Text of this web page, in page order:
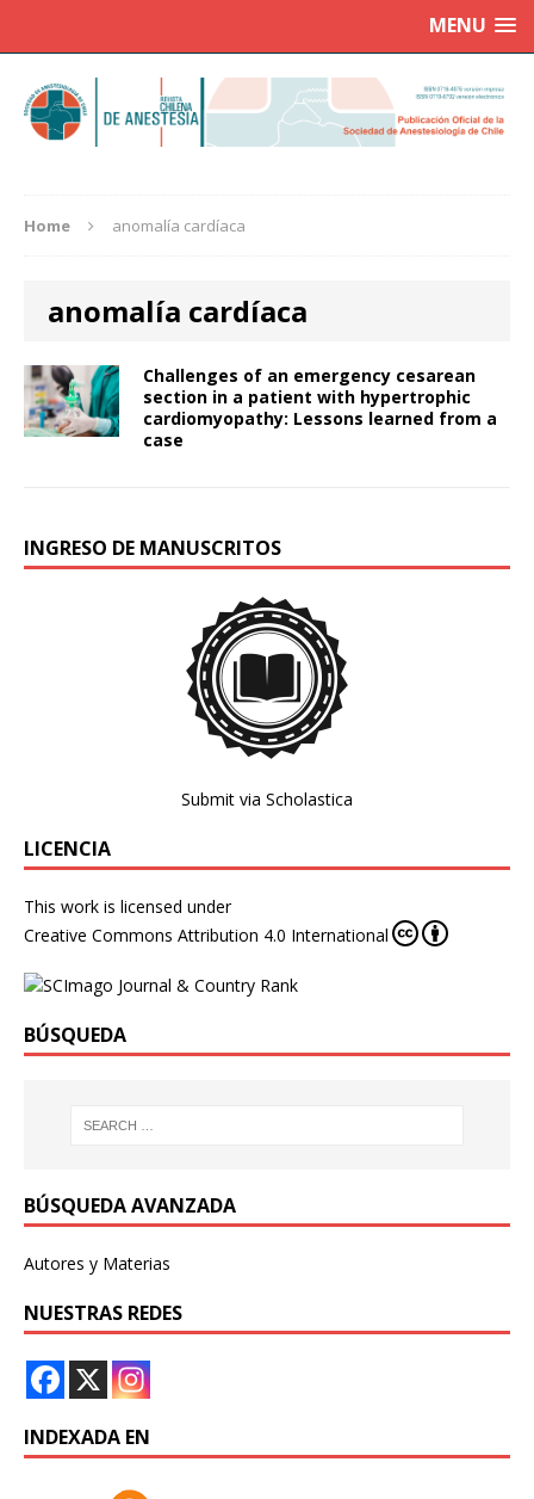
MENU
Home anomalía cardíaca
anomalía cardíaca
Challenges of an emergency cesarean
section in a patient with hypertrophic
cardiomyopathy: Lessons learned from a
case
INGRESO DE MANUSCRITOS
Submit via Scholastica
LICENCIA
This work is licensed under
Creative Commons Attribution 4.0 International
BÚSQUEDA
BÚSQUEDA AVANZADA
Autores y Materias
NUESTRAS REDES
INDEXADA EN